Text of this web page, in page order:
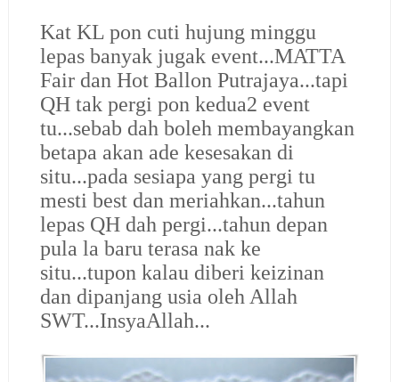
Kat KL pon cuti hujung minggu
lepas banyak jugak event...MATTA
Fair dan Hot Ballon Putrajaya...tapi
QH tak pergi pon kedua2 event
tu...sebab dah boleh membayangkan
betapa akan ade kesesakan di
situ...pada sesiapa yang pergi tu
mesti best dan meriahkan...tahun
lepas QH dah pergi...tahun depan
pula la baru terasa nak ke
situ...tupon kalau diberi keizinan
dan dipanjang usia oleh Allah
SWT...InsyaAllah...